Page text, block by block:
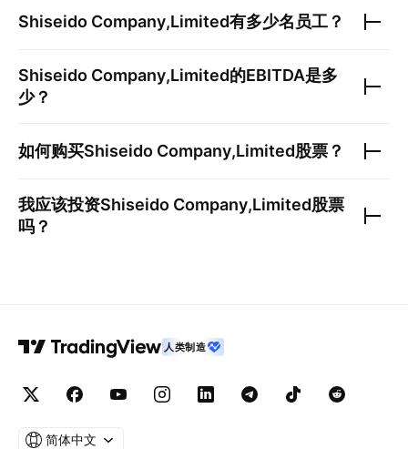
Shiseido Company,Limited有多少名员工？
Shiseido Company,Limited的EBITDA是多
少？
如何购买Shiseido Company,Limited股票？
我应该投资Shiseido Company,Limited股票
吗？
人类制造
简体中文